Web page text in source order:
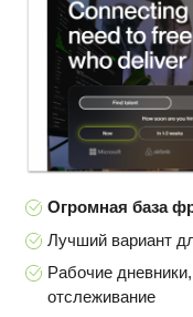
Огромная база
Лучший вариант
Рабочие
отслеживание